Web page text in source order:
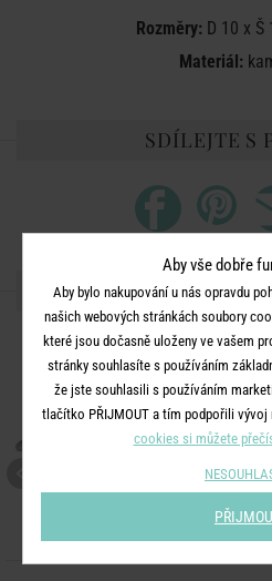
Rozměry: D 10 x Š
Materiál:
SDÍLEJTE S
DALŠÍ
-30%
Aby vše dobře
Aby bylo nakupování u nás opravdu
našich webových stránkách soubory
které jsou dočasně uloženy ve vašem
stránky souhlasíte s používáním
že jste souhlasili s používáním
tlačítko PŘIJMOUT a tím podpořili vývoj
cookies si můžete